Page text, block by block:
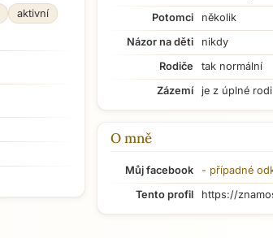
aktivní
Potomci
několik
Názor na děti
nikdy
Rodiče
tak normální
Zázemí
je z úplné
O mně
Můj facebook - případné
Tento profil
https://